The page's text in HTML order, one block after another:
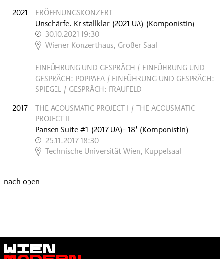
2021
ERÖFFNUNGSKONZERT
Unschärfe. Kristallklar (2021 UA) (KomponistIn)
30.10.2021 19:30
,
Wiener Konzerthaus, Großer Saal
EINFÜHRUNG UND GESPRÄCH / EINFÜHRUNG UND
GESPRÄCH: POPPAEA / EINFÜHRUNG UND GESPRÄCH:
SPIEGEL / GESPRÄCH: FRAUFELD
2017
THE ACOUSMATIC PROJECT I / THE ACOUSMATIC
PROJECT II
Pansen Suite #1 (2017 UA)- 18' (KomponistIn)
25.11.2017 18:30
,
Technische Universität Wien, Kuppelsaal
nach oben
Wien
Modern